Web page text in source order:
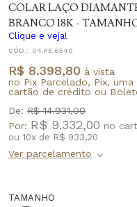
COLAR LAÇO
BRANCO 18K -
Clique e veja!
CÓD.: 04.FE.6540
R$ 8.398,80 à vista
no Pix Parcelado, Pix, uma
cartão de crédito ou
De: R$ 14.931,00
Por: R$ 9.332,00
ou 10x de R$ 933,20
TAMANHO